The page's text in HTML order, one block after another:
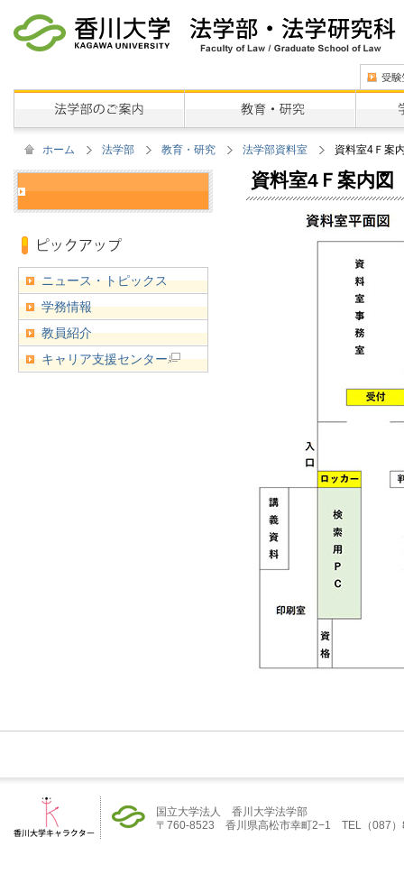
ホーム 法学部 教育・研究 法学部資料室 資料室4Ｆ案
資料室4Ｆ案内図
ニュース・トピックス
学務情報
教員紹介
キャリア支援センター
国立大学法人 香川大学法学部
〒760-8523 香川県高松市幸町2−1 TEL（087）